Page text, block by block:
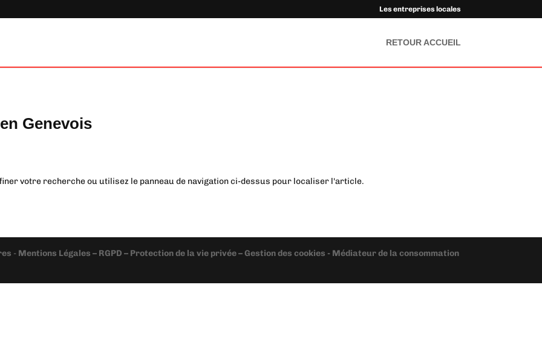
Les entreprises locales
RETOUR ACCUEIL
Genevois
votre recherche ou utilisez le panneau de navigation ci-dessus pour localiser l'article.
- Mentions Légales – RGPD – Protection de la vie privée – Gestion des cookies - Médiateur de la consommation